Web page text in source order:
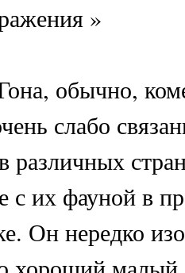
»
обычно,
слабо
различных
с их фауной в
Он нередко